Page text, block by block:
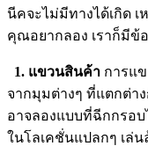
นีคจะไม่มีทางได้เกิด
คุณอยากลอง เราก็มีข้
1. แขวนสินค้า การแ
จากมุมต่างๆ ที่แตกต่า
อาจลองแบบที่ฉีกกรอ
ในโลเคชั่นแปลกๆ เล่